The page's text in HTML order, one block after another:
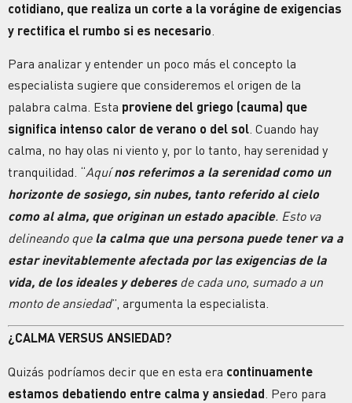
cotidiano, que realiza un corte a la vorágine de exigencias
y rectifica el rumbo si es necesario.
Para analizar y entender un poco más el concepto la
especialista sugiere que consideremos el origen de la
palabra calma. Esta proviene del griego (cauma) que
significa intenso calor de verano o del sol . Cuando hay
calma, no hay olas ni viento y, por lo tanto, hay serenidad y
tranquilidad. “Aquínos referimos a la serenidad como un
horizonte de sosiego, sin nubes, tanto referido al cielo
como al alma, que originan un estado apacible. Esto va
delineando que la calma que una persona puede tener va a
estar inevitablemente afectada por las exigencias de la
vida, de los ideales y deberesde cada uno, sumado a un
monto de ansiedad”, argumenta la especialista.
¿CALMA VERSUS ANSIEDAD?
Quizás podríamos decir que en esta era continuamente
estamos debatiendo entre calma y ansiedad . Pero para